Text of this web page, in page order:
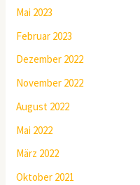
Mai 2023
Februar 2023
Dezember 2022
November 2022
August 2022
Mai 2022
März 2022
Oktober 2021